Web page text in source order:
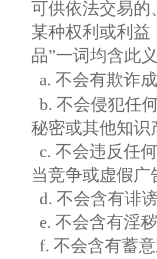
可供依法交易的
某种权利或利益
品”一词均含此
a. 不会有欺诈
b. 不会侵犯任
秘密或其他知识
c. 不会违反任
当竞争或虚假
d. 不会含有诽
e. 不会含有淫
f. 不会含有蓄